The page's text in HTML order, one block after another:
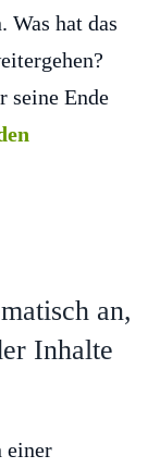
Was hat das
seine Ende
an,
Inhalte
einer